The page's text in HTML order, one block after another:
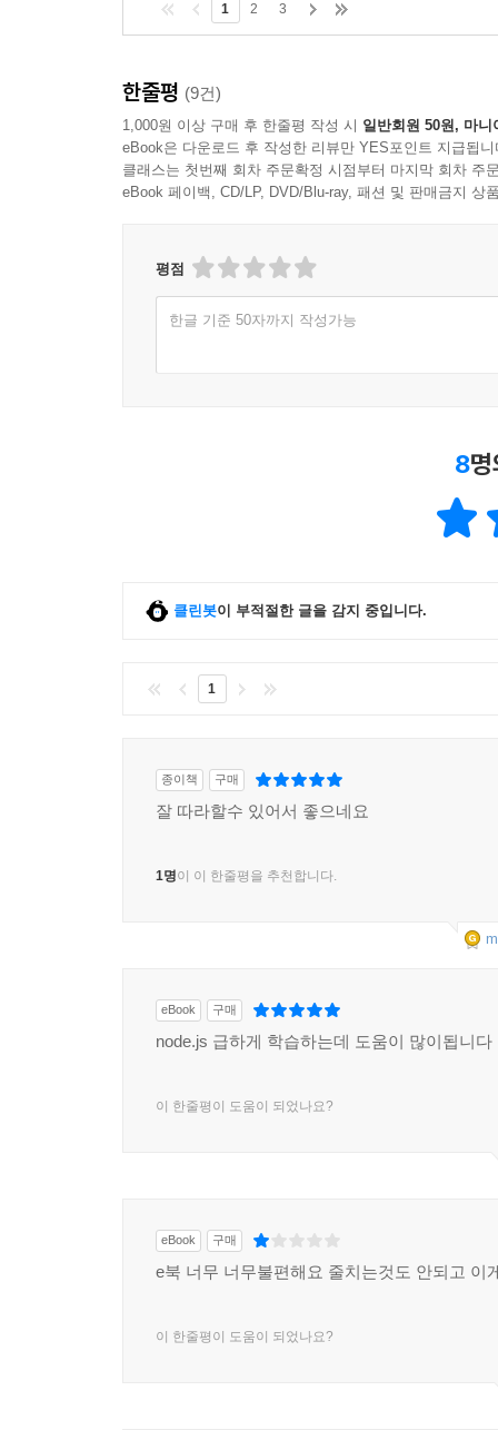
1 2 3
한줄평 (9건)
1,000원 이상 구매 후 한줄평 작성 시 일반회원 50원, 마니
eBook은 다운로드 후 작성한 리뷰만 YES포인트 지급됩니
클래스는 첫번째 회차 주문확정 시점부터 마지막 회차 주
eBook 페이백, CD/LP, DVD/Blu-ray, 패션 및 판매금지 상
평점
한글 기준 50자까지 작성가능
8
클린봇이 부적절한 글을 감지 중입니다.
1
종이책 구매
잘 따라할수 있어서 좋으네요
1명이 이 한줄평을 추천합니다.
eBook 구매
node.js 급하게 학습하는데 도움이 많이됩니다
이 한줄평이 도움이 되었나요?
eBook 구매
e북 너무 너무불편해요 줄치는것도 안되고 이
이 한줄평이 도움이 되었나요?